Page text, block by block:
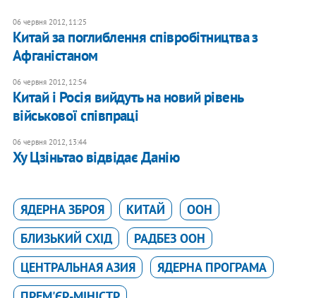
06 червня 2012, 11:25
Китай за поглиблення співробітництва з
Афганістаном
06 червня 2012, 12:54
Китай і Росія вийдуть на новий рівень
військової співпраці
06 червня 2012, 13:44
Ху Цзіньтао відвідає Данію
ЯДЕРНА ЗБРОЯ КИТАЙ
ООН
БЛИЗЬКИЙ СХІД
РАДБЕЗ ООН
ЦЕНТРАЛЬНАЯ АЗИЯ
ЯДЕРНА ПРОГРАМА